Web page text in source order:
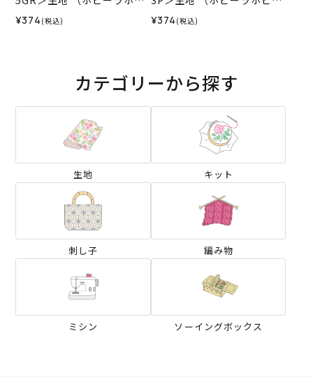
ーレオリジナル）2026SS
¥374 (税込)
レオリジナル）2026SS
¥374 (税込)
カテゴリーから探す
生地 キット
刺し子 編み物
ミシン ソーイングボックス